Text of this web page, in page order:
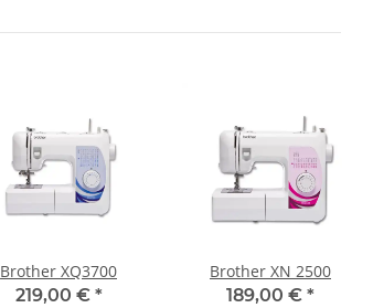
Brother XQ3700
219,00 € *
Brother XN 2500
189,00 € *